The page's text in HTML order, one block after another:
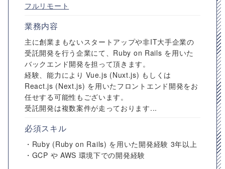
フルリモート
業務内容
主に創業まもないスタートアップや非IT大手企業の
受託開発を行う企業にて、Ruby on Rails を用いた
バックエンド開発を担って頂きます。
経験、能力により Vue.js (Nuxt.js) もしくは
React.js (Next.js) を用いたフロントエンド開発をお
任せする可能性もございます。
受託開発は複数案件が走っております...
必須スキル
・Ruby (Ruby on Rails) を用いた開発経験 3年以上
・GCP や AWS 環境下での開発経験